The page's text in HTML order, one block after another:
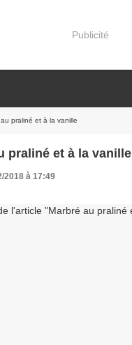
Publicité
praliné et à la vanille
praliné et à la vanille
2018 à 17:49